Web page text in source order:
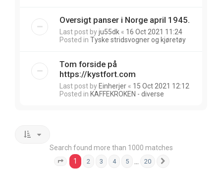
Oversigt panser i Norge april 1945.
Last post byju55dk « 16 Oct 2021 11:24
Posted in Tyske stridsvogner og kjøretøy
Tom forside på
https://kystfort.com
Last post by Einherjer « 15 Oct 2021 12:12
Posted in KAFFEKROKEN - diverse
Search found more than 1000 matches
Page 1 of 20
1 2 3 4 5 20